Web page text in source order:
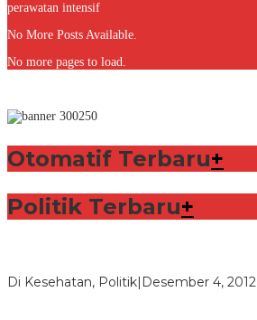
perawatan intensif
No More Posts Available.
No more pages to load.
Otomatif Terbaru+
Politik Terbaru+
Di Kesehatan, Politik Desember 4, 2012